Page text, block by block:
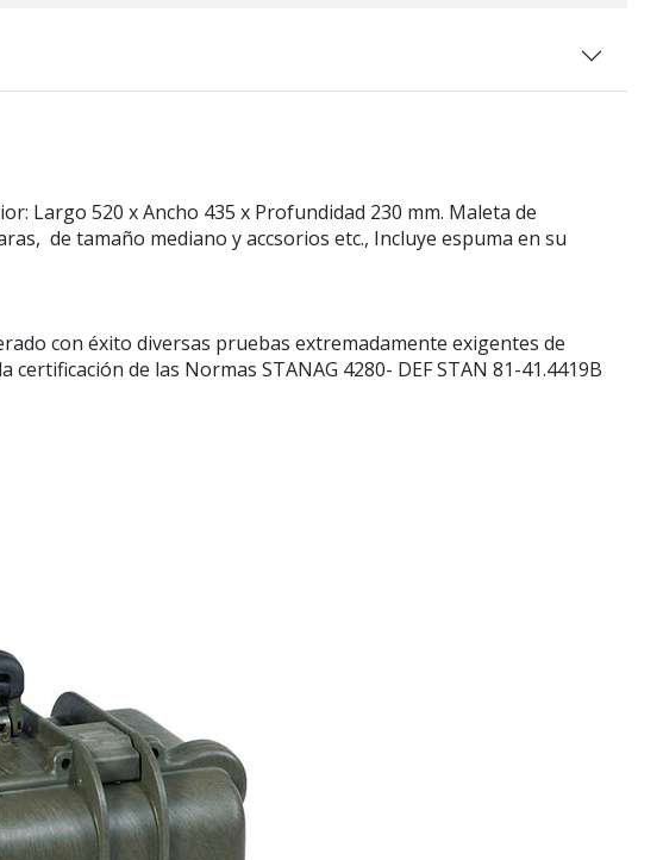
Largo 520 x Ancho 435 x Profundidad 230 mm. Maleta de
de tamaño mediano y accsorios etc., Incluye espuma en su
con éxito diversas pruebas extremadamente exigentes de
de las Normas STANAG 4280- DEF STAN 81-41.4419B